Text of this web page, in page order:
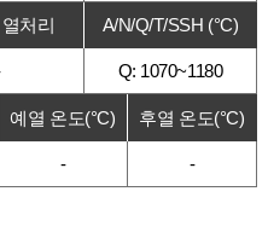
처리 A/N/Q/T/SSH (°C)
Q: 1070~1180
예열 온도(°C) 후열 온도(°C)
- -